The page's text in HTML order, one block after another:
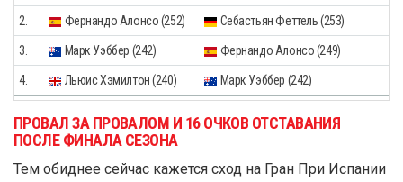
2. Фернандо Алонсо (252) Себастьян Феттель (253)
3. Марк Уэббер (242) Фернандо Алонсо (249)
4. Льюис Хэмилтон (240) Марк Уэббер (242)
ПРОВАЛ ЗА ПРОВАЛОМ И 16 ОЧКОВ ОТСТАВАНИЯ
ПОСЛЕ ФИНАЛА СЕЗОНА
Тем обиднее сейчас кажется сход на Гран При Испании